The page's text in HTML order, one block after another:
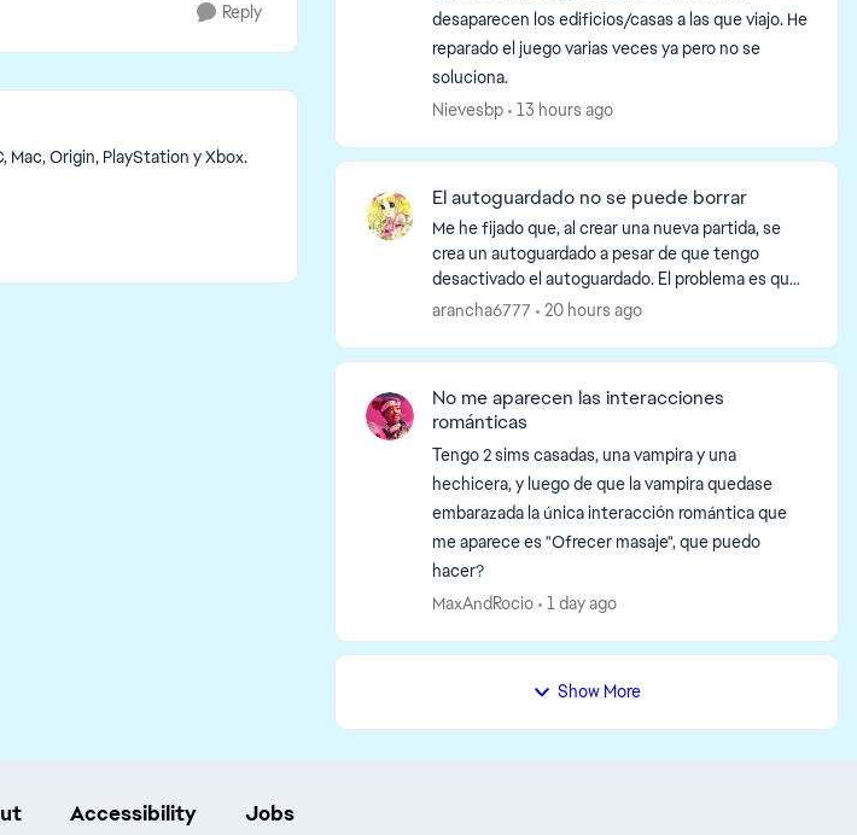
Reply
Mac, Origin, PlayStation y Xbox.
desaparecen los edificios/casas a las que viajo. He
reparado el juego varias veces ya pero no se
soluciona.
Nievesbp
13 hours ago
El autoguardado no se puede borrar
Me he fijado que, al crear una nueva partida, se
crea un autoguardado a pesar de que tengo
desactivado el autoguardado. El problema es que
los autoguardados no se pueden borrar desde el
arancha6777 20 hours ago
No me aparecen las interacciones
románticas
Tengo 2 sims casadas, una vampira y una
hechicera, y luego de que la vampira quedase
embarazada la única interacción romántica que
me aparece es "Ofrecer masaje", que puedo
hacer?
MaxAndRocio
1 day ago
Show More
Accessibility Jobs